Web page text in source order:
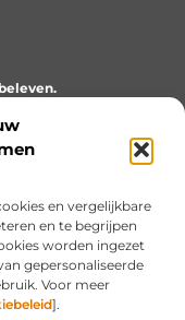
en vergelijkbare
en te begrijpen
worden ingezet
gepersonaliseerde
Voor meer
].